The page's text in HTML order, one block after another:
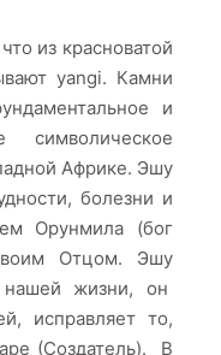
из красноватой
yangi. Камни
и
Африке. Эшу
болезни и
Орунмила (бог
Отцом. Эшу
жизни, он
исправляет то,
(Создатель). В